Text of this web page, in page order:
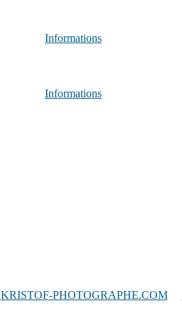
Informations
Informations
KRISTOF-PHOTOGRAPHE.COM/